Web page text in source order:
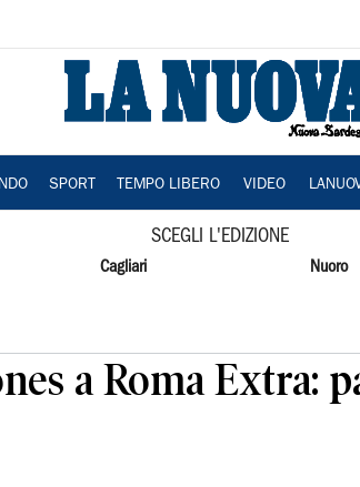
SPORT TEMPO LIBERO VIDEO
SCEGLI L'EDIZIONE
Cagliari Nuoro
a Roma Extra: